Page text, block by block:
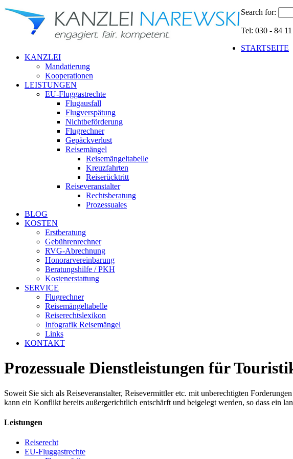
Search for:
Tel: 030 - 84 11
STARTSEITE
KANZLEI
Mandatierung
Kooperationen
LEISTUNGEN
EU-Fluggastrechte
Flugausfall
Flugverspätung
Nichtbeförderung
Flugrechner
Gepäckverlust
Reisemängel
Reisemängeltabelle
Kreuzfahrten
Reiserücktritt
Reiseveranstalter
Rechtsberatung
Prozessuales
BLOG
KOSTEN
Erstberatung
Gebührenrechner
RVG-Abrechnung
Honorarvereinbarung
Beratungshilfe / PKH
Kostenerstattung
SERVICE
Flugrechner
Reisemängeltabelle
Reiserechtslexikon
Infografik Reisemängel
Links
KONTAKT
Prozessuale Dienstleistungen für
Soweit Sie sich als Reiseveranstalter, Reisevermittler etc. mit unberechtigten
kann ein Konflikt bereits außergerichtlich entschärft und beigelegt werden, so dass ein
Leistungen
Reiserecht
EU-Fluggastrechte